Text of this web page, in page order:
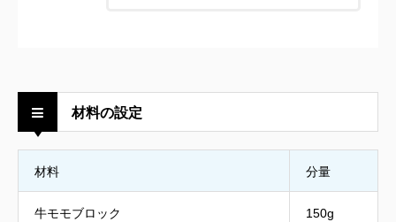
材料の設定
材料 分量
牛モモブロック 150g